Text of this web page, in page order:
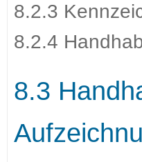
8.2.3
8.2.4
8.3